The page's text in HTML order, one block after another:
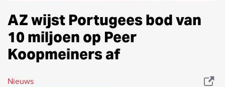
AZ wijst Portugees bod van
10 miljoen op Peer
Koopmeiners af
Nieuws